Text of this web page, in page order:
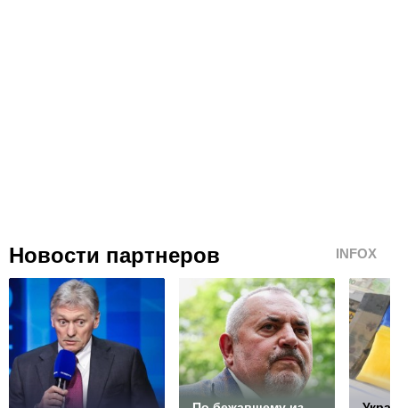
Новости партнеров INFOX